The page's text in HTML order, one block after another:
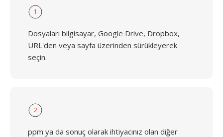
1
Dosyaları bilgisayar, Google Drive, Dropbox,
URL'den veya sayfa üzerinden sürükleyerek
seçin.
2
ppm ya da sonuç olarak ihtiyacınız olan diğer